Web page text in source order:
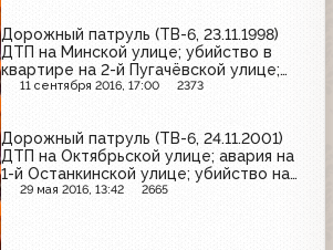
Дорожный патруль (ТВ-6, 23.11.1998)
ДТП на Минской улице; убийство в
квартире на 2-й Пугачёвской улице;
самоубийство на Дмитровском шоссе
11 сентября 2016, 17:00 2373
Дорожный патруль (ТВ-6, 24.11.2001)
ДТП на Октябрьской улице; авария на
1-й Останкинской улице; убийство на
Хавской улице
29 мая 2016, 13:42 2665